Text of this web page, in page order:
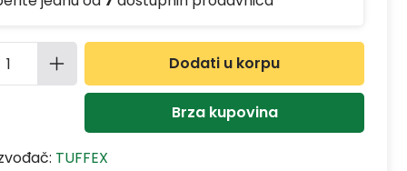
proizvoda: Unesite željenu
Dodati u korpu
Brza kupovina
TUFFEX